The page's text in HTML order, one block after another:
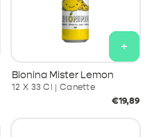
+
Bionina Mister Lemon
12 X 33 Cl | Canette
Prix
€19,89